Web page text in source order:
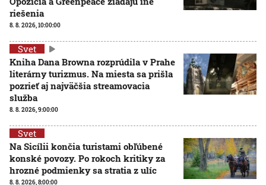
riešenia
8. 8. 2026, 10:00:00
Svet
Kniha Dana Browna rozprúdila v Prahe
literárny turizmus. Na miesta sa prišla
pozrieť aj najväčšia streamovacia
služba
8. 8. 2026, 9:00:00
Svet
Na Sicílii končia turistami obľúbené
konské povozy. Po rokoch kritiky za
hrozné podmienky sa stratia z ulíc
8. 8. 2026, 8:00:00